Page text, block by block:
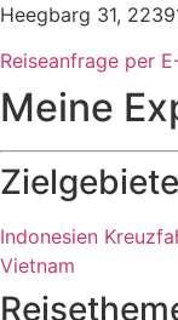
Heegbarg 31,
Reiseanfrage per
Meine
Zielgebiete
Indonesien
Vietnam